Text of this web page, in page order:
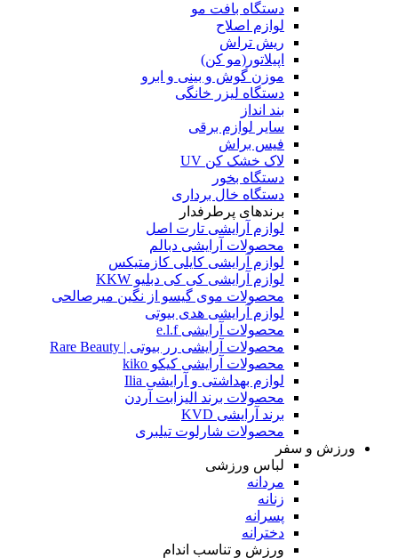
دستگاه بافت مو
لوازم اصلاح
ریش تراش
اپیلاتور(مو کن)
موزن گوش و بینی و ابرو
دستگاه لیزر خانگی
بند انداز
سایر لوازم برقی
فیس براش
لاک خشک کن UV
دستگاه بخور
دستگاه خال برداری
برندهای پرطرفدار
لوازم آرایشی تارت اصل
محصولات آرایشی دبالم
لوازم آرایشی کایلی کازمتیکس
لوازم آرایشی کی کی دبلیو KKW
محصولات موی گیسو از نگین میرصالحی
لوازم آرایشی هدی بیوتی
محصولات آرایشی e.l.f
محصولات آرایشی رر بیوتی | Rare Beauty
محصولات آرایشی کیکو kiko
لوازم بهداشتی و آرایشی Ilia
محصولات برند الیزابت آردن
برند آرایشی KVD
محصولات شارلوت تیلبری
ورزش و سفر
لباس ورزشی
مردانه
زنانه
پسرانه
دخترانه
ورزش و تناسب اندام